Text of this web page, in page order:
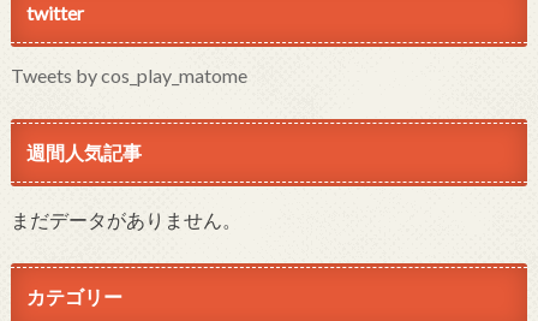
twitter
Tweets by cos_play_matome
週間人気記事
まだデータがありません。
カテゴリー